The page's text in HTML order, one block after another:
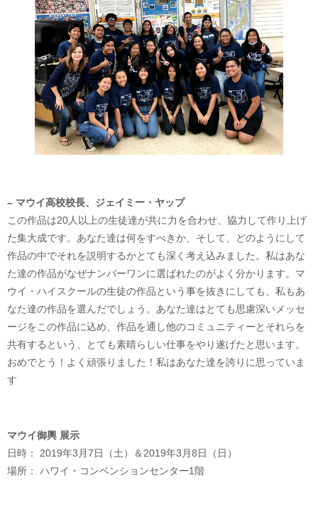
– マウイ高校校長、ジェイミー・ヤップ
この作品は20人以上の生徒達が共に力を合わせ、協力して作り上げ
た集大成です。あなた達は何をすべきか、そして、どのようにして
作品の中でそれを説明するかとても深く考え込みました。私はあな
た達の作品がなぜナンバーワンに選ばれたのがよく分かります。マ
ウイ・ハイスクールの生徒の作品という事を抜きにしても、私もあ
なた達の作品を選んだでしょう。あなた達はとても思慮深いメッセ
ージをこの作品に込め、作品を通し他のコミュニティーとそれらを
共有するという、とても素晴らしい仕事をやり遂げたと思います。
おめでとう！よく頑張りました！私はあなた達を誇りに思っていま
す
マウイ御輿 展示
日時： 2019年3月7日（土）＆2019年3月8日（日）
場所： ハワイ・コンベンションセンター1階